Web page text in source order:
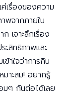
ค่เรื่องของความ
พจากภายใน
เจาะลึกเรื่อง
ะสิทธิภาพและ
าใจว่าการกิน
าะสม! อยากรู้
ๆ กันต่อได้เลย